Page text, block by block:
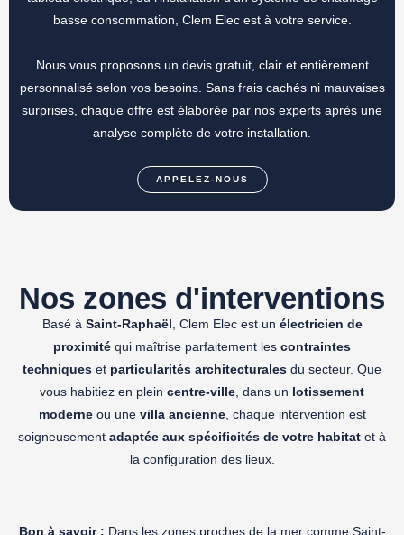
basse consommation, Clem Elec est à votre service.
Nous vous proposons un devis gratuit, clair et entièrement
personnalisé selon vos besoins. Sans frais cachés ni mauvaises
surprises, chaque offre est élaborée par nos experts après une
analyse complète de votre installation.
APPELEZ-NOUS
Nos zones d'interventions
Basé à Saint-Raphaël , Clem Elec est un électricien de
proximité qui maîtrise parfaitement les contraintes
techniques et particularités architecturales du secteur. Que
vous habitiez en plein centre-ville , dans un lotissement
moderneou une villa ancienne, chaque intervention est
soigneusement adaptée aux spécificités de votre habitat et à
la configuration des lieux.
Bon à savoir : Dans les zones proches de la mer comme Saint-